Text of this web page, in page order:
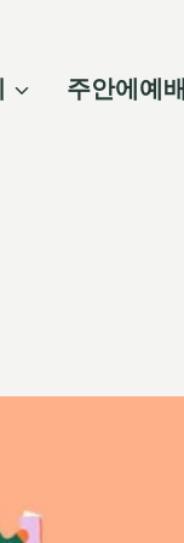
주안에예배